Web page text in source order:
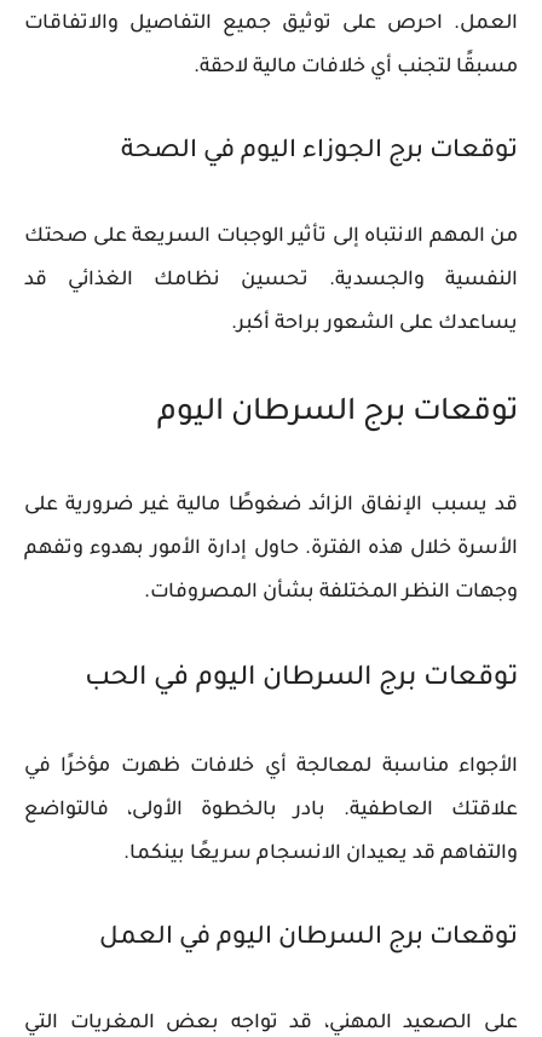
العمل. احرص على توثيق جميع التفاصيل والاتفاقات
مسبقًا لتجنب أي خلافات مالية لاحقة.
توقعات برج الجوزاء اليوم في الصحة
من المهم الانتباه إلى تأثير الوجبات السريعة على صحتك
النفسية والجسدية. تحسين نظامك الغذائي قد
يساعدك على الشعور براحة أكبر.
توقعات برج السرطان اليوم
قد يسبب الإنفاق الزائد ضغوطًا مالية غير ضرورية على
الأسرة خلال هذه الفترة. حاول إدارة الأمور بهدوء وتفهم
وجهات النظر المختلفة بشأن المصروفات.
توقعات برج السرطان اليوم في الحب
الأجواء مناسبة لمعالجة أي خلافات ظهرت مؤخرًا في
علاقتك العاطفية. بادر بالخطوة الأولى، فالتواضع
والتفاهم قد يعيدان الانسجام سريعًا بينكما.
توقعات برج السرطان اليوم في العمل
على الصعيد المهني، قد تواجه بعض المغريات التي